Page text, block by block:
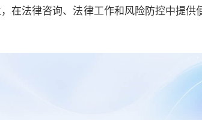
在法律咨询、法律工作和风险防控中提供